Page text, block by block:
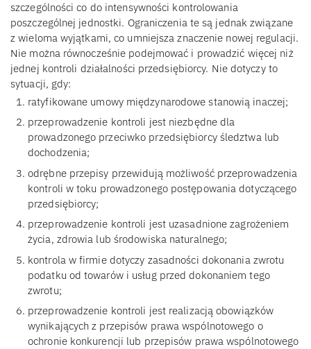
szczególności co do intensywności kontrolowania
poszczególnej jednostki. Ograniczenia te są jednak związane
z wieloma wyjątkami, co umniejsza znaczenie nowej regulacji.
Nie można równocześnie podejmować i prowadzić więcej niż
jednej kontroli działalności przedsiębiorcy. Nie dotyczy to
sytuacji, gdy:
ratyfikowane umowy międzynarodowe stanowią inaczej;
przeprowadzenie kontroli jest niezbędne dla
prowadzonego przeciwko przedsiębiorcy śledztwa lub
dochodzenia;
odrębne przepisy przewidują możliwość przeprowadzenia
kontroli w toku prowadzonego postępowania dotyczącego
przedsiębiorcy;
przeprowadzenie kontroli jest uzasadnione zagrożeniem
życia, zdrowia lub środowiska naturalnego;
kontrola w firmie dotyczy zasadności dokonania zwrotu
podatku od towarów i usług przed dokonaniem tego
zwrotu;
przeprowadzenie kontroli jest realizacją obowiązków
wynikających z przepisów prawa wspólnotowego o
ochronie konkurencji lub przepisów prawa wspólnotowego